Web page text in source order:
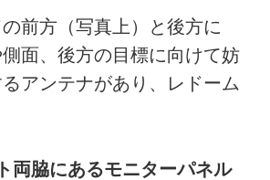
前方（写真上）と後方に
面、後方の目標に向けて妨
アンテナがあり、レドーム
両脇にあるモニターパネル